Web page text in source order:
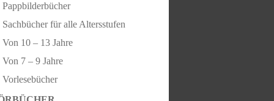
Pappbilderbücher
Sachbücher für alle Altersstufen
Von 10 – 13 Jahre
Von 7 – 9 Jahre
Vorlesebücher